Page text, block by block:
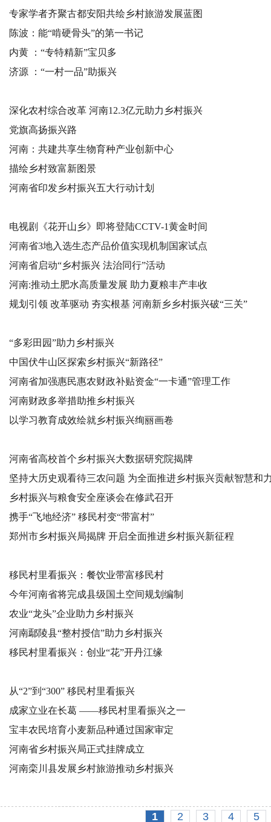
专家学者齐聚古都安阳共绘乡村旅游发展蓝图
陈波：能“啃硬骨头”的第一书记
内黄 ：“专特精新”宝贝多
济源 ：“一村一品”助振兴
深化农村综合改革 河南12.3亿元助力乡村振兴
党旗高扬振兴路
河南：共建共享生物育种产业创新中心
描绘乡村致富新图景
河南省印发乡村振兴五大行动计划
电视剧《花开山乡》即将登陆CCTV-1黄金时间
河南省3地入选生态产品价值实现机制国家试点
河南省启动“乡村振兴 法治同行”活动
河南:推动土肥水高质量发展 助力夏粮丰产丰收
规划引领 改革驱动 夯实根基 河南新乡乡村振兴破“三关”
“多彩田园”助力乡村振兴
中国伏牛山区探索乡村振兴“新路径”
河南省加强惠民惠农财政补贴资金“一卡通”管理工作
河南财政多举措助推乡村振兴
以学习教育成效绘就乡村振兴绚丽画卷
河南省高校首个乡村振兴大数据研究院揭牌
坚持大历史观看待三农问题 为全面推进乡村振兴贡献智慧和
乡村振兴与粮食安全座谈会在修武召开
携手“飞地经济” 移民村变“带富村”
郑州市乡村振兴局揭牌 开启全面推进乡村振兴新征程
移民村里看振兴：餐饮业带富移民村
今年河南省将完成县级国土空间规划编制
农业“龙头”企业助力乡村振兴
河南鄢陵县“整村授信”助力乡村振兴
移民村里看振兴：创业“花”开丹江缘
从“2”到“300” 移民村里看振兴
成家立业在长葛 ——移民村里看振兴之一
宝丰农民培育小麦新品种通过国家审定
河南省乡村振兴局正式挂牌成立
河南栾川县发展乡村旅游推动乡村振兴
1 2 3 4 5